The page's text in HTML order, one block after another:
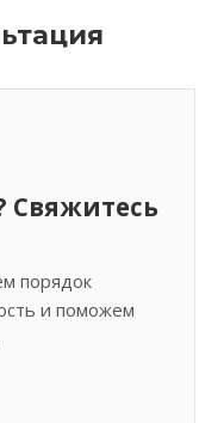
Свяжитесь
порядок
и поможем